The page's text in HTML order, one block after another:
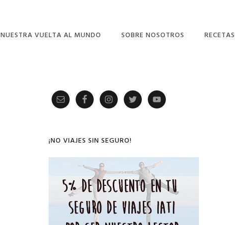
NUESTRA VUELTA AL MUNDO SOBRE NOSOTROS RECETAS
Primary
Sidebar
¡NO VIAJES SIN SEGURO!